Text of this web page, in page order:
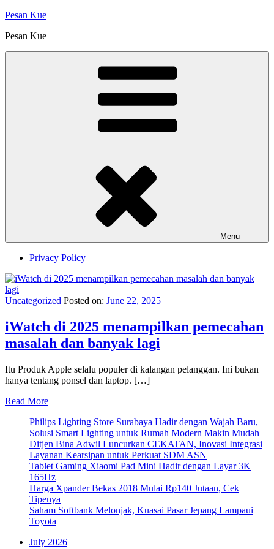
Skip
content
Pesan Kue
Pesan Kue
Menu
Privacy Policy
Uncategorized Posted on: June 22, 2025
iWatch di 2025 menampilkan pemecahan
masalah dan banyak lagi
Itu Produk Apple selalu populer di kalangan pelanggan. Ini bukan
hanya tentang ponsel dan laptop. […]
Read More
Philips Lighting Store Surabaya Hadir dengan Wajah Baru,
Solusi Smart Lighting untuk Rumah Modern Makin Mudah
Ditjen Bina Adwil Luncurkan CEKATAN, Inovasi Integrasi
Layanan Kearsipan untuk Perkuat SDM ASN
Tablet Gaming Xiaomi Pad Mini Hadir dengan Layar 3K
165Hz
Harga Xpander Bekas 2018 Mulai Rp140 Jutaan, Cek
Tipenya
Saham Softbank Melonjak, Kuasai Pasar Jepang Lampaui
Toyota
July 2026